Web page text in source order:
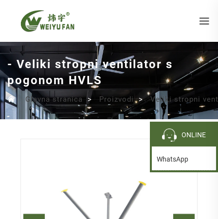
- Veliki stropni ventilator s
pogonom HVLS
Glavna stranica > Proizvodi > Veliki stropni
ONLINE
WhatsApp